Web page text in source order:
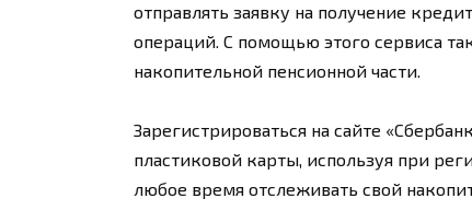
отправлять заявку на получение
операций. С помощью этого сервиса
накопительной пенсионной части.
Зарегистрироваться на сайте
пластиковой карты, используя при
любое время отслеживать свой